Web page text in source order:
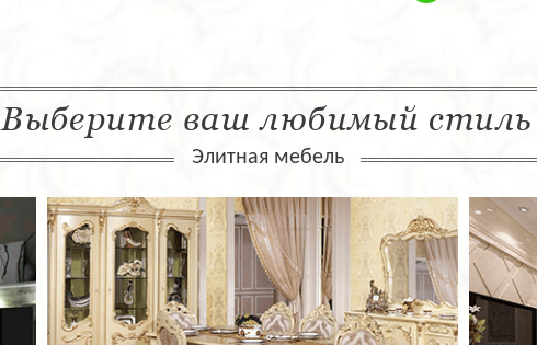
Выберите ваш любимый стиль
Элитная мебель